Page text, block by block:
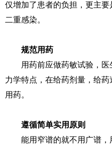
仅增加了患者的负担，更主
二重感染。
规范用药
用药前应做药敏试验，医
力学特点，在给药剂量，给
用药。
遵循简单实用原则
能用窄谱的就不用广谱，